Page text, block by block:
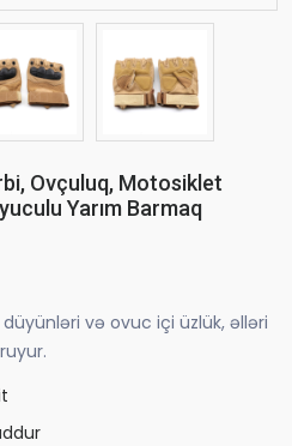
Ovçuluq, Motosiklet
Yarım Barmaq
və ovuc içi üzlük, əlləri